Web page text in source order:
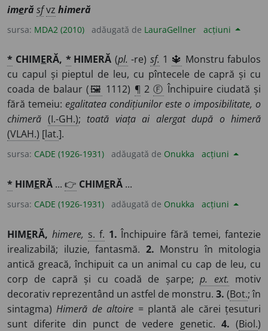
imeră sfvz himeră
sursa: MDA2 (2010) adăugată de LauraGellner acțiuni
* CHIMERĂ, * HIMERĂ (pl. -re) sf. 1 🔱 Monstru fabulos
cu capul și pieptul de leu, cu pîntecele de capră și cu
coada de balaur (🖼 1112) ¶ 2 Ⓕ Închipuire ciudată și
fără temeiu: egalitatea condițiunilor este o imposibilitate, o
chimeră (I.-GH.); toată viața ai alergat după o himeră
(VLAH.) [lat.].
sursa: CADE (1926-1931) adăugată de Onukka acțiuni
* HIMERĂ ... 👉 CHIMERĂ ...
sursa: CADE (1926-1931) adăugată de Onukka acțiuni
HIMERĂ, himere, s. f. 1. Închipuire fără temei, fantezie
irealizabilă; iluzie, fantasmă. 2. Monstru în mitologia
antică greacă, închipuit ca un animal cu cap de leu, cu
corp de capră și cu coadă de șarpe;p. ext. motiv
decorativ reprezentând un astfel de monstru. 3. (Bot.; în
sintagma)Himeră de altoire = plantă ale cărei țesuturi
sunt diferite din punct de vedere genetic. 4. (Biol.)